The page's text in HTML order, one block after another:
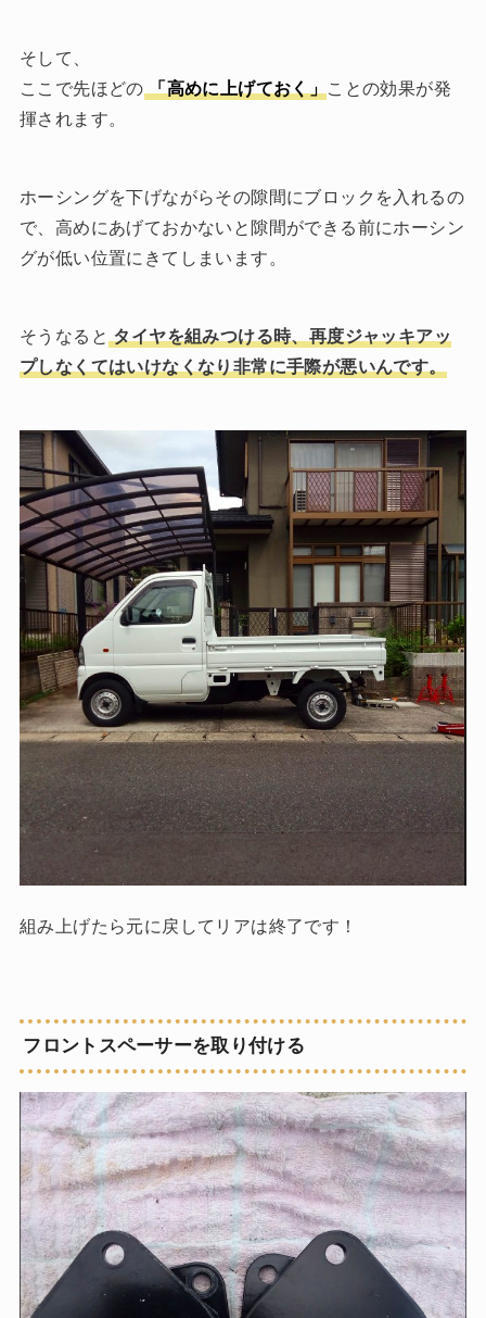
そして、
ここで先ほどの 「高めに上げておく」 ことの効果が発
揮されます。
ホーシングを下げながらその隙間にブロックを入れるの
で、高めにあげておかないと隙間ができる前にホーシン
グが低い位置にきてしまいます。
そうなると タイヤを組みつける時、再度ジャッキアッ
プしなくてはいけなくなり非常に手際が悪いんです。
組み上げたら元に戻してリアは終了です！
フロントスペーサーを取り付ける